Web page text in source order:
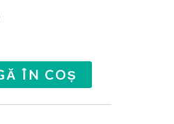
ÎN COȘ